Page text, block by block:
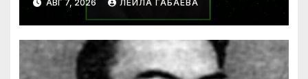
АВГ 7, 2026 ЛЕЙЛА ГАБАЕВА